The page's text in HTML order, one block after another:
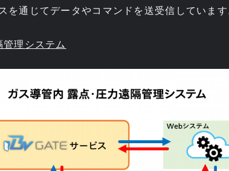
を通じてデータやコマンドを送受信しています
理システム